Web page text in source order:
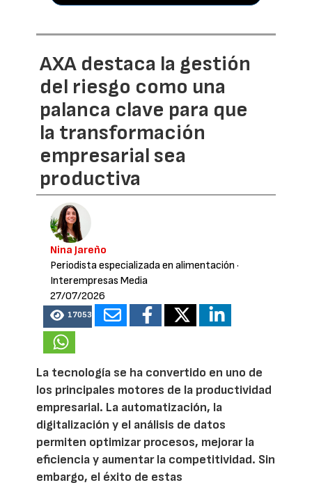
AXA destaca la gestión
del riesgo como una
palanca clave para que
la transformación
empresarial sea
productiva
Nina Jareño
Periodista especializada en alimentación ·
Interempresas Media
27/07/2026
17053
La tecnología se ha convertido en uno de
los principales motores de la productividad
empresarial. La automatización, la
digitalización y el análisis de datos
permiten optimizar procesos, mejorar la
eficiencia y aumentar la competitividad. Sin
embargo, el éxito de estas